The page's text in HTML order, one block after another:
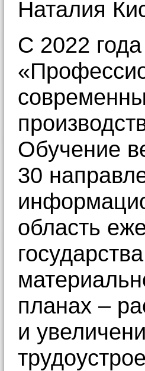
Наталия
С 2022
Обучение
30
область
планах –
и